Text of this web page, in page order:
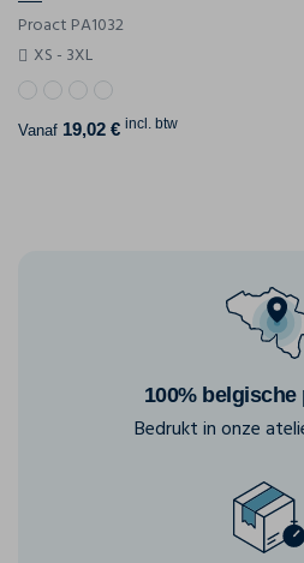
Proact PA1032
XS - 3XL
Vanaf 19,02 € incl. btw
100%
Bedrukt in onze